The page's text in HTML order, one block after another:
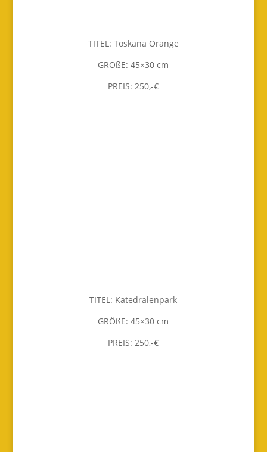
TITEL: Toskana Orange
GRÖßE: 45×30 cm
PREIS: 250,-€
TITEL: Katedralenpark
GRÖßE: 45×30 cm
PREIS: 250,-€